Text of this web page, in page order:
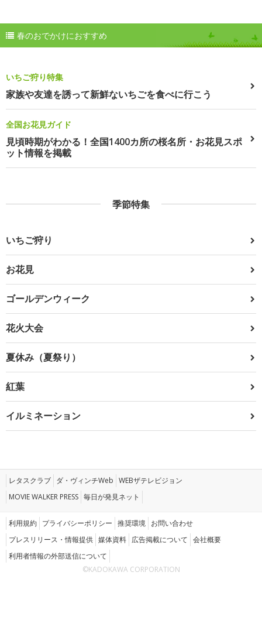
春のおでかけにおすすめ
いちご狩り特集
家族や友達を誘って新鮮ないちごを食べに行こう
全国お花見ガイド
見頃時期がわかる！全国1400カ所の桜名所・お花見スポ
ット情報を掲載
季節特集
いちご狩り
お花見
ゴールデンウィーク
花火大会
夏休み（夏祭り）
紅葉
イルミネーション
レタスクラブ ダ・ヴィンチWeb WEBザテレビジョン
MOVIE WALKER PRESS 毎日が発見ネット
利用規約 プライバシーポリシー 推奨環境 お問い合わせ
プレスリリース・情報提供 媒体資料 広告掲載について 会社概要
利用者情報の外部送信について
©KADOKAWA CORPORATION